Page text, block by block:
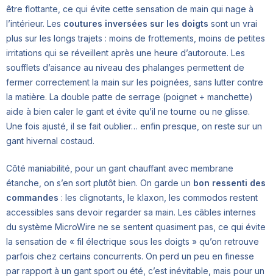
être flottante, ce qui évite cette sensation de main qui nage à
l’intérieur. Les coutures inversées sur les doigts sont un vrai
plus sur les longs trajets : moins de frottements, moins de petites
irritations qui se réveillent après une heure d’autoroute. Les
soufflets d’aisance au niveau des phalanges permettent de
fermer correctement la main sur les poignées, sans lutter contre
la matière. La double patte de serrage (poignet + manchette)
aide à bien caler le gant et évite qu’il ne tourne ou ne glisse.
Une fois ajusté, il se fait oublier… enfin presque, on reste sur un
gant hivernal costaud.
Côté maniabilité, pour un gant chauffant avec membrane
étanche, on s’en sort plutôt bien. On garde un bon ressenti des
commandes : les clignotants, le klaxon, les commodos restent
accessibles sans devoir regarder sa main. Les câbles internes
du système MicroWire ne se sentent quasiment pas, ce qui évite
la sensation de « fil électrique sous les doigts » qu’on retrouve
parfois chez certains concurrents. On perd un peu en finesse
par rapport à un gant sport ou été, c’est inévitable, mais pour un